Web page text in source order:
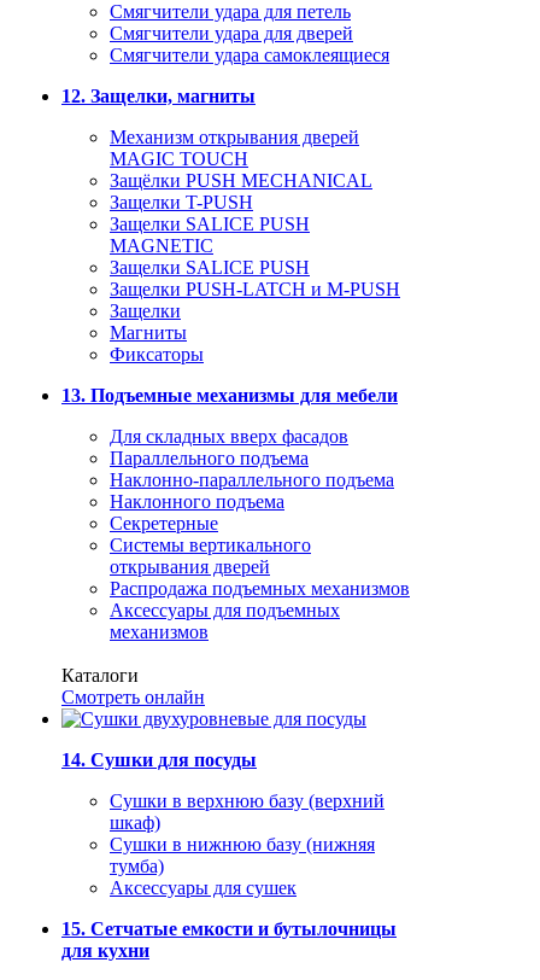
Смягчители удара для петель
Смягчители удара для дверей
Cмягчители удара самоклеящиеся
12. Защелки, магниты
Механизм открывания дверей
MAGIC TOUCH
Защёлки PUSH MECHANICAL
Защелки T-PUSH
Защелки SALICE PUSH
MAGNETIC
Защелки SALICE PUSH
Защелки PUSH-LATCH и M-PUSH
Защелки
Магниты
Фиксаторы
13. Подъемные механизмы для мебели
Для складных вверх фасадов
Параллельного подъема
Наклонно-параллельного подъема
Наклонного подъема
Секретерные
Системы вертикального
открывания дверей
Распродажа подъемных механизмов
Аксессуары для подъемных
механизмов
Каталоги
Смотреть онлайн
14. Сушки для посуды
Сушки в верхнюю базу (верхний
шкаф)
Сушки в нижнюю базу (нижняя
тумба)
Аксессуары для сушек
15. Сетчатые емкости и бутылочницы
для кухни